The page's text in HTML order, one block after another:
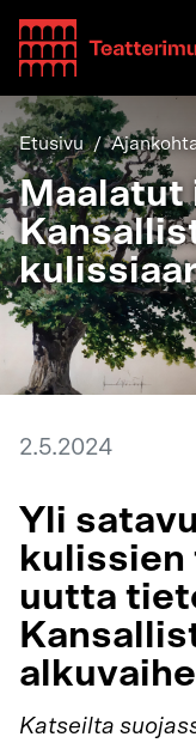
Etusivu
Maalatut
2.5.2024
Yli
uutta
Katseilta